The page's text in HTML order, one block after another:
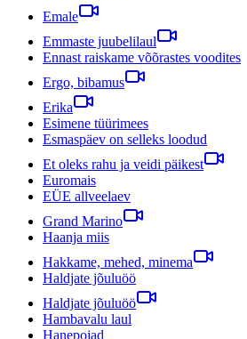
Emale
Emmaste juubelilaul
Ennast raiskame võõrastes voodites
Ergo, bibamus
Erika
Esimene tüürimees
Esmaspäev on selleks loodud
Et oleks rahu ja veidi päikest
Euromais
EÜE allveelaev
Grand Marino
Haanja miis
Hakkame, mehed, minema
Haldjate jõuluöö
Haldjate jõuluöö
Hambavalu laul
Hanepojad